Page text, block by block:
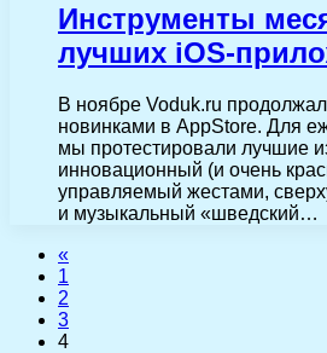
Инструменты
лучших iOS-
В ноябре Voduk.ru
новинками в AppStore. Для
мы протестировали лучшие
инновационный (и очень
управляемый жестами,
и музыкальный «шведский…
«
1
2
3
4